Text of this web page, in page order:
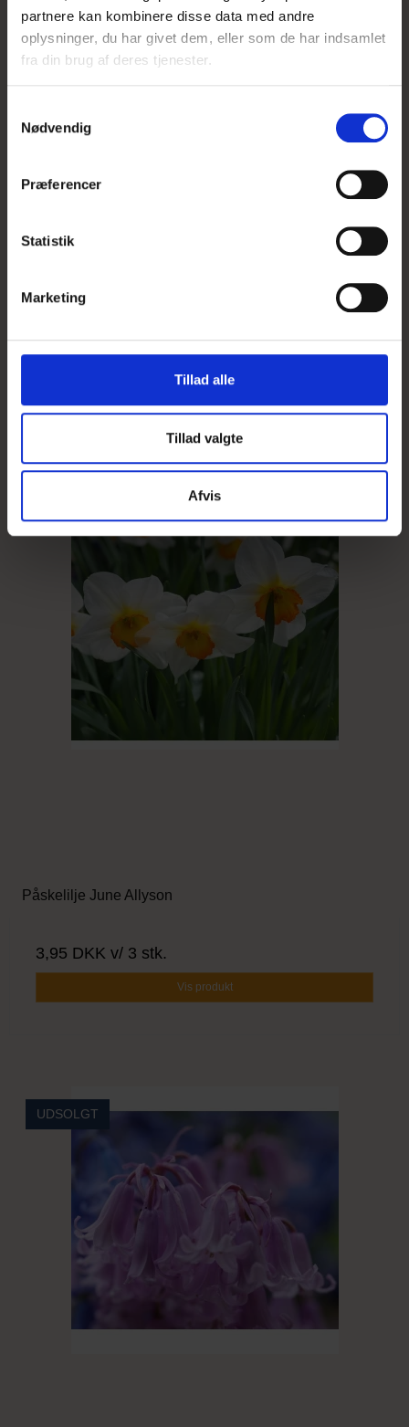
partnere kan kombinere disse data med andre
oplysninger, du har givet dem, eller som de har indsamlet
fra din brug af deres tjenester.
Nødvendig
Præferencer
Statistik
Marketing
Tillad alle
Tillad valgte
Afvis
Planteskilte plast 100 mm, pose m. 50 stk.
26,95 DKK
Vis produkt
Påskelilje June Allyson
3,95 DKK v/ 3 stk.
Vis produkt
UDSOLGT